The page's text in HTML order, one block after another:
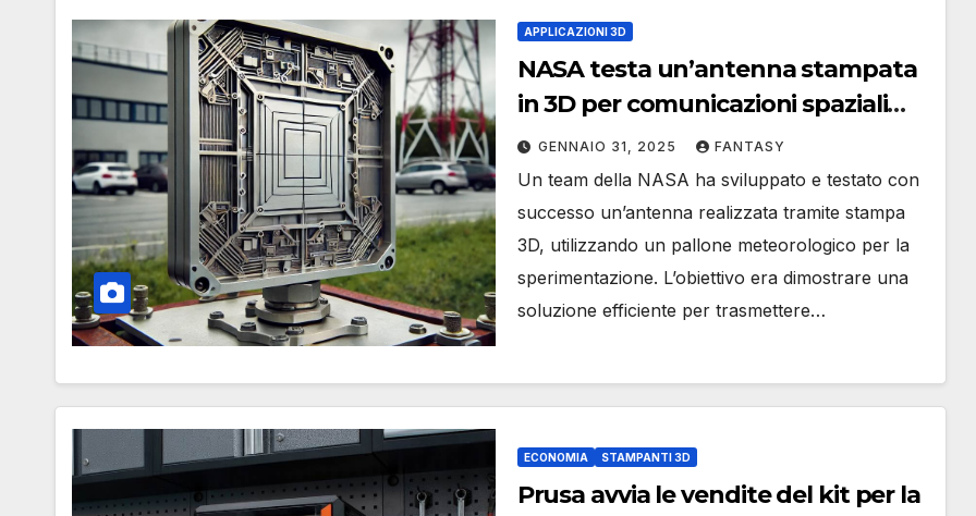
APPLICAZIONI 3D
NASA testa un’antenna stampata
in 3D per comunicazioni spaziali
economiche
GENNAIO 31, 2025 FANTASY
Un team della NASA ha sviluppato e testato con
successo un’antenna realizzata tramite stampa
3D, utilizzando un pallone meteorologico per la
sperimentazione. L’obiettivo era dimostrare una
soluzione efficiente per trasmettere…
ECONOMIA STAMPANTI 3D
Prusa avvia le vendite del kit per la